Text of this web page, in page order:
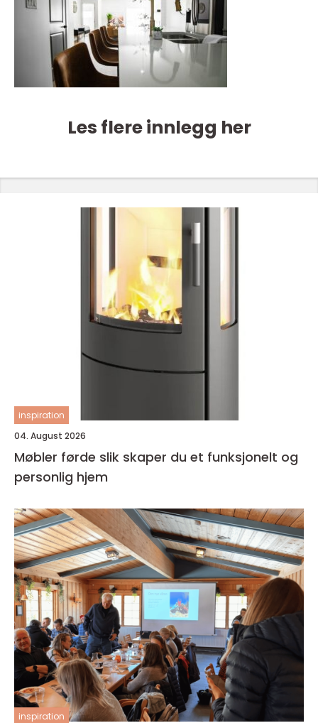
Les flere innlegg her
inspiration
04. August 2026
Møbler førde slik skaper du et funksjonelt og
personlig hjem
inspiration